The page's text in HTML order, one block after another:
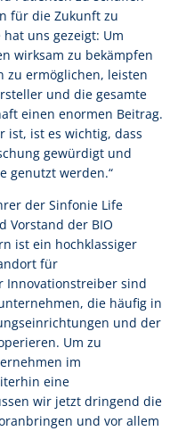
für die Zukunft zu
uns gezeigt: Um
wirksam zu bekämpfen
zu ermöglichen, leisten
und die gesamte
einen enormen Beitrag.
ist, ist es wichtig, dass
gewürdigt und
genutzt werden.“
der Sinfonie Life
Vorstand der BIO
ist ein hochklassiger
für
Innovationstreiber sind
die häufig in
und der
Um zu
im
eine
wir jetzt dringend die
und vor allem